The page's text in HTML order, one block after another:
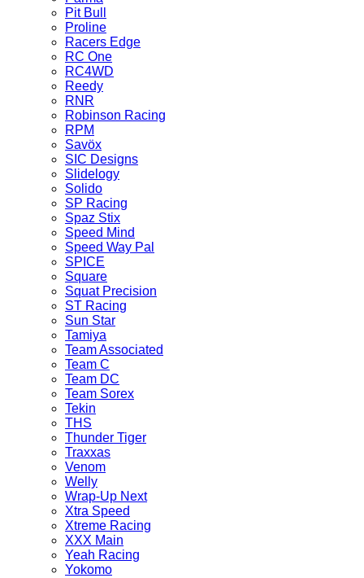
Pit Bull
Proline
Racers Edge
RC One
RC4WD
Reedy
RNR
Robinson Racing
RPM
Savöx
SIC Designs
Slidelogy
Solido
SP Racing
Spaz Stix
Speed Mind
Speed Way Pal
SPICE
Square
Squat Precision
ST Racing
Sun Star
Tamiya
Team Associated
Team C
Team DC
Team Sorex
Tekin
THS
Thunder Tiger
Traxxas
Venom
Welly
Wrap-Up Next
Xtra Speed
Xtreme Racing
XXX Main
Yeah Racing
Yokomo